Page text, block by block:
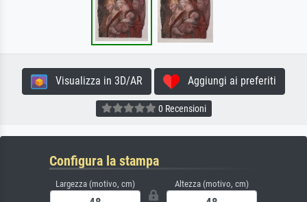
Visualizza in 3D/AR Aggiungi ai preferiti
0 Recensioni
Configura la stampa
Largezza (motivo, cm) Altezza (motivo, cm)